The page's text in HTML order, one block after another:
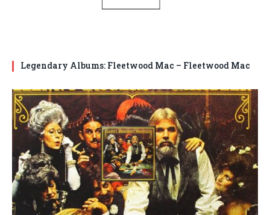
Legendary Albums: Fleetwood Mac – Fleetwood Mac